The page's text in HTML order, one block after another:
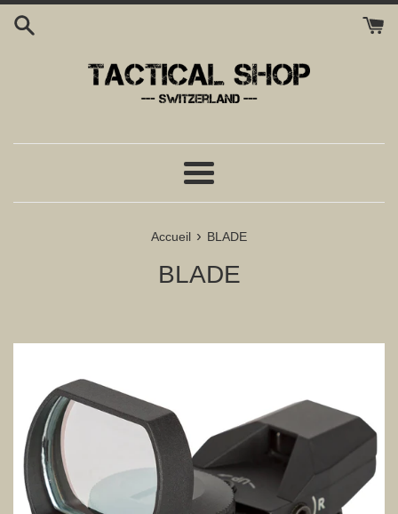
Passer
Menu
Accueil › BLADE
BLADE